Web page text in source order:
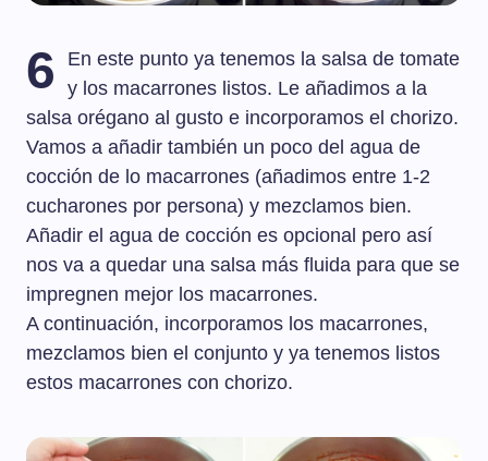
6
En este punto ya tenemos la salsa de tomate
y los macarrones listos. Le añadimos a la
salsa orégano al gusto e incorporamos el chorizo.
Vamos a añadir también un poco del agua de
cocción de lo macarrones (añadimos entre 1-2
cucharones por persona) y mezclamos bien.
Añadir el agua de cocción es opcional pero así
nos va a quedar una salsa más fluida para que se
impregnen mejor los macarrones.
A continuación, incorporamos los macarrones,
mezclamos bien el conjunto y ya tenemos listos
estos macarrones con chorizo.